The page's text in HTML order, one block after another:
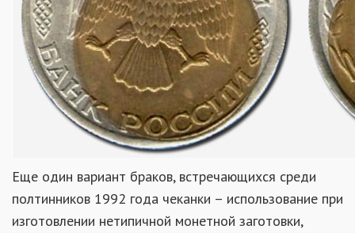
Еще один вариант браков, встречающихся среди
полтинников 1992 года чеканки – использование при
изготовлении нетипичной монетной заготовки,